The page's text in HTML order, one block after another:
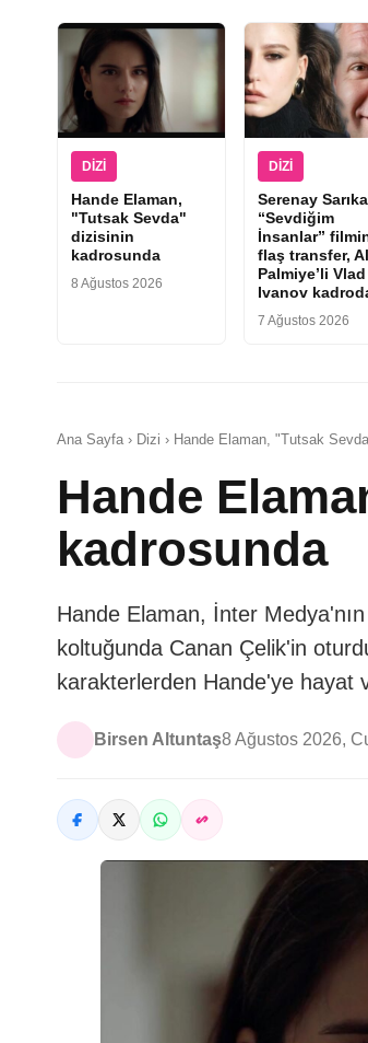
DIZI
Hande Elaman,
"Tutsak Sevda"
dizisinin
kadrosunda
8 Ağustos 2026
DIZI
Serenay
“Sevdiğim
İnsanlar”
flaş transfer,
Palmiye’li Vlad
Ivanov
7 Ağustos 2026
Ana Sayfa › Dizi › Hande Elaman, "Tutsak
Hande
kadrosunda
Hande Elaman, İnter
koltuğunda Canan Çelik'in
karakterlerden Hande'ye hayat
Birsen Altuntaş8 Ağustos 2026,